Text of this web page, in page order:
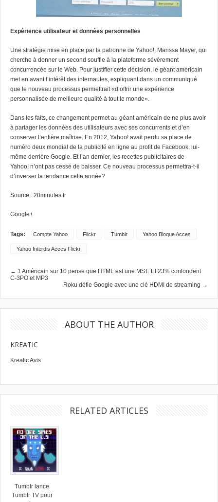
Expérience utilisateur et données personnelles
Une stratégie mise en place par la patronne de Yahoo!, Marissa Mayer, qui
cherche à donner un second souffle à la plateforme sévèrement
concurrencée sur le Web. Pour justifier cette décision, le géant américain
met en avant l’intérêt des internautes, expliquant dans un communiqué
que le nouveau processus permettrait «d’offrir une expérience
personnalisée de meilleure qualité à tout le monde».
Dans les faits, ce changement permet au géant américain de ne plus avoir
à partager les données des utilisateurs avec ses concurrents et d’en
conserver l’entière maîtrise. En 2012, Yahoo! avait perdu sa place de
numéro deux mondial de la publicité en ligne au profit de Facebook, lui-
même derrière Google. Et l’an dernier, les recettes publicitaires de
Yahoo! n’ont pas cessé de baisser. Ce nouveau processus permettra-t-il
d’inverser la tendance cette année?
Source : 20minutes.fr
Google+
Tags: Compte Yahoo Flickr Tumblr Yahoo Bloque Acces
Yahoo Interdis Acces Flickr
← 1 Américain sur 10 pense que HTML est une MST. Et 23% confondent
C-3PO et MP3
Roku défie Google avec une clé HDMI de streaming →
ABOUT THE AUTHOR
KREATIC
Kreatic Avis
RELATED ARTICLES
Tumblr lance
Tumblr TV pour